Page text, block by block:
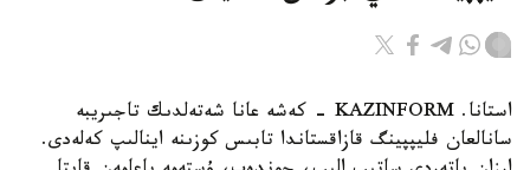
استانا. KAZINFORM - كەشە عانا شەتەلدىك تاجىريبە
سانالعان فليپپينگ قازاقستاندا تابىس كوزىنە اينالىپ كەلەدى.